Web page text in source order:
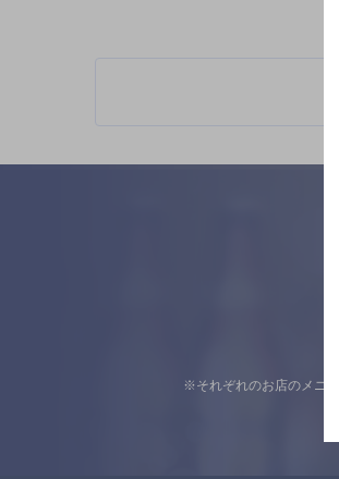
※それぞれのお店のメニ